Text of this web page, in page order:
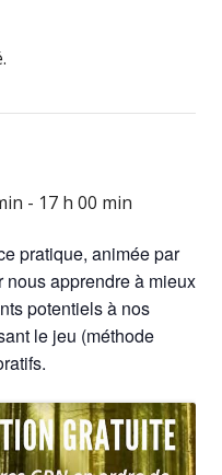
- 17 h 00 min
pratique, animée par
apprendre à mieux
potentiels à nos
le jeu (méthode